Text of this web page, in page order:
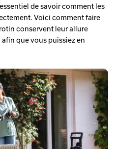
de savoir comment les
Voici comment faire
conservent leur allure
que vous puissiez en